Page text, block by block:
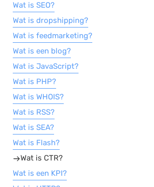
Wat is SEO?
Wat is dropshipping?
Wat is feedmarketing?
Wat is een blog?
Wat is JavaScript?
Wat is PHP?
Wat is WHOIS?
Wat is RSS?
Wat is SEA?
Wat is Flash?
Wat is CTR?
Wat is een KPI?